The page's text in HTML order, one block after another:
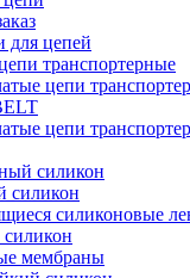
для цепей
транспортерные
цепи
цепи
силикон
силикон
силиконовые
мембраны